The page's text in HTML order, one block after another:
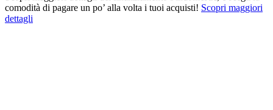
comodità di pagare un po’ alla volta i tuoi acquisti! Scopri maggiori
dettagli